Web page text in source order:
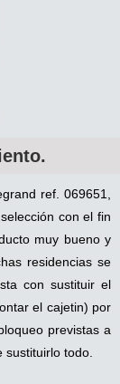
ref. 069651,
con el fin
muy bueno y
residencias se
con sustituir el
el cajetin) por
previstas a
sustituirlo todo.